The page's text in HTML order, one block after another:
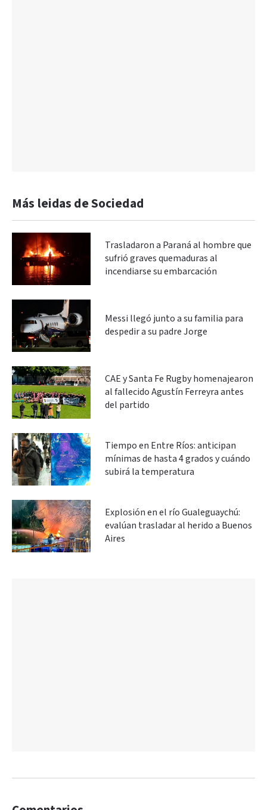
Más leidas de Sociedad
Trasladaron a Paraná al hombre que
sufrió graves quemaduras al
incendiarse su embarcación
Messi llegó junto a su familia para
despedir a su padre Jorge
CAE y Santa Fe Rugby homenajearon
al fallecido Agustín Ferreyra antes
del partido
Tiempo en Entre Ríos: anticipan
mínimas de hasta 4 grados y cuándo
subirá la temperatura
Explosión en el río Gualeguaychú:
evalúan trasladar al herido a Buenos
Aires